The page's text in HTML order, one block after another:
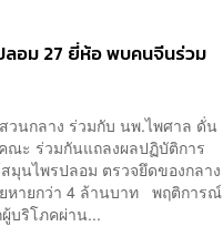
อม 27 ยี่ห้อ พบคนจีนร่วม
นกลาง ร่วมกับ นพ.ไพศาล ดั่น
ณะ ร่วมกันแถลงผลปฏิบัติการ
นไพรปลอม ตรวจยึดของกลาง
ยหายกว่า 4 ล้านบาท พฤติการณ์
ผู้บริโภคผ่าน...